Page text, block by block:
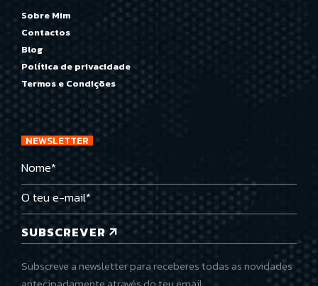
Sobre Mim
Contactos
Blog
Política de privacidade
Termos e Condições
NEWSLETTER
SUBSCREVER
Subscreve a newsletter para receberes todas as novidades